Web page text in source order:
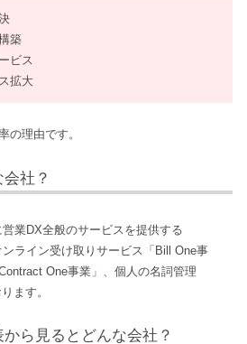
築
ビス
拡大
の理由です。
社？
業DX全般のサービスを提供する
ンライン受け取りサービス「Bill One事
One事業」、個人の名詞管理
ます。
ら見るとどんな会社？